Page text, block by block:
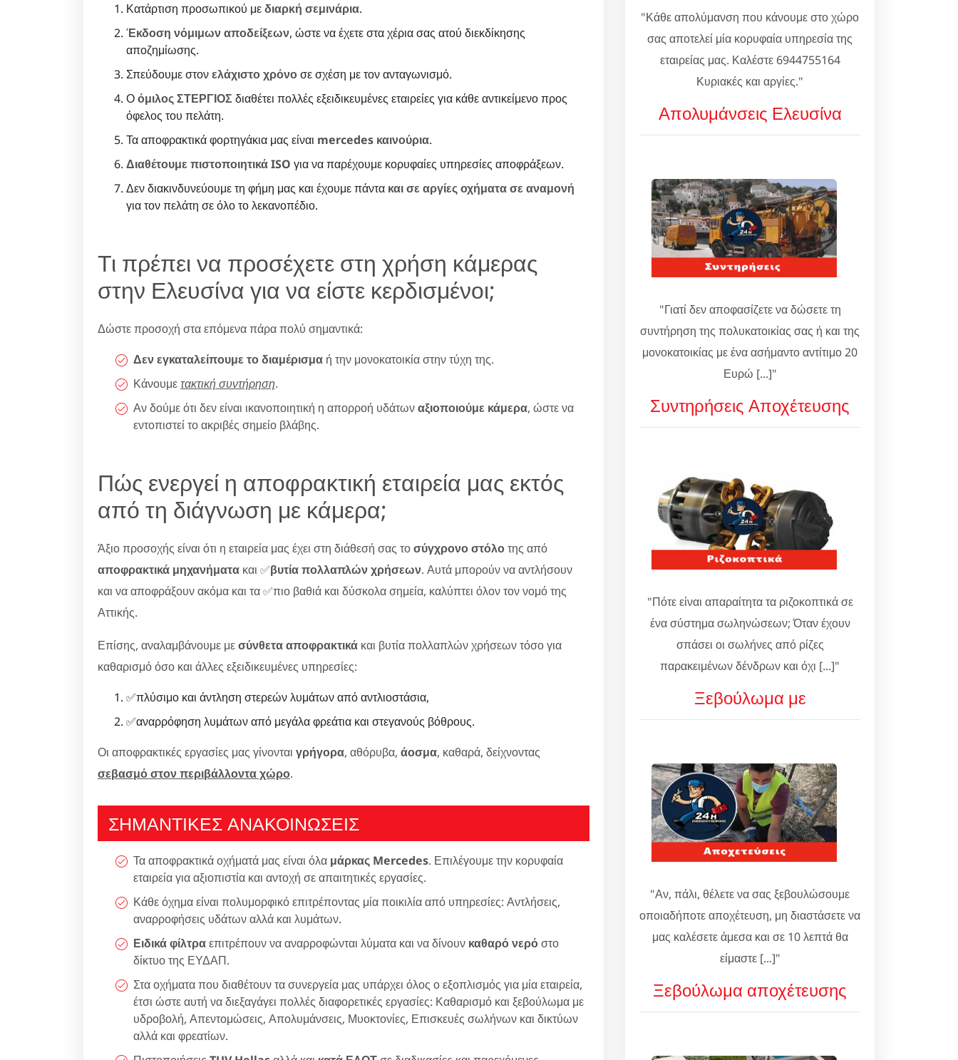
Κατάρτιση προσωπικού μεδιαρκή σεμινάρια.
Έκδοση νόμιμων αποδείξεων, ώστε να έχετε στα χέρια σας ατού διεκδίκησης
αποζημίωσης.
Σπεύδουμε στονελάχιστο χρόνοσε σχέση με τον ανταγωνισμό.
Οόμιλος ΣΤΕΡΓΙΟΣ διαθέτει πολλές εξειδικευμένες εταιρείες για κάθε αντικείμενο προς
όφελος του πελάτη.
Τα αποφρακτικά φορτηγάκια μας είναι mercedes καινούρια.
Διαθέτουμε πιστοποιητικά ISO για να παρέχουμε κορυφαίες υπηρεσίες αποφράξεων.
Δεν διακινδυνεύουμε τη φήμη μας και έχουμε πάντα και σε αργίες οχήματα σε αναμονή
για τον πελάτη σε όλο το λεκανοπέδιο.
Τι πρέπει να προσέχετε στη χρήση κάμερας
στην Ελευσίνα για να είστε κερδισμένοι;
Δώστε προσοχή στα επόμενα πάρα πολύ σημαντικά:
Δεν εγκαταλείπουμε το διαμέρισμα ή την μονοκατοικία στην τύχη της.
Κάνουμετακτική συντήρηση.
Αν δούμε ότι δεν είναι ικανοποιητική η απορροή υδάτωναξιοποιούμε κάμερα, ώστε να
εντοπιστεί το ακριβές σημείο βλάβης.
Πώς ενεργεί η αποφρακτική εταιρεία μας εκτός
από τη διάγνωση με κάμερα;
Άξιο προσοχής είναι ότι η εταιρεία μας έχει στη διάθεσή σας τοσύγχρονο στόλοτης από
αποφρακτικά μηχανήματα και ✅βυτία πολλαπλών χρήσεων. Αυτά μπορούν να αντλήσουν
και να αποφράξουν ακόμα και τα ✅πιο βαθιά και δύσκολα σημεία, καλύπτει όλον τον νομό της
Αττικής.
Επίσης, αναλαμβάνουμε μεσύνθετα αποφρακτικά και βυτία πολλαπλών χρήσεων τόσο για
καθαρισμό όσο και άλλες εξειδικευμένες υπηρεσίες:
✅πλύσιμο και άντληση στερεών λυμάτων από αντλιοστάσια,
✅αναρρόφηση λυμάτων από μεγάλα φρεάτια και στεγανούς βόθρους.
Οι αποφρακτικές εργασίες μας γίνονται γρήγορα, αθόρυβα, άοσμα, καθαρά, δείχνοντας
σεβασμό στον περιβάλλοντα χώρο.
ΣΗΜΑΝΤΙΚΕΣ ΑΝΑΚΟΙΝΩΣΕΙΣ
Τα αποφρακτικά οχήματά μας είναι όλα μάρκας Mercedes. Επιλέγουμε την κορυφαία
εταιρεία για αξιοπιστία και αντοχή σε απαιτητικές εργασίες.
Κάθε όχημα είναι πολυμορφικό επιτρέποντας μία ποικιλία από υπηρεσίες: Αντλήσεις,
αναρροφήσεις υδάτων αλλά και λυμάτων.
Ειδικά φίλτραεπιτρέπουν να αναρροφώνται λύματα και να δίνουν καθαρό νερόστο
δίκτυο της ΕΥΔΑΠ.
Στα οχήματα που διαθέτουν τα συνεργεία μας υπάρχει όλος ο εξοπλισμός για μία εταιρεία,
έτσι ώστε αυτή να διεξαγάγει πολλές διαφορετικές εργασίες: Καθαρισμό και ξεβούλωμα με
υδροβολή, Απεντομώσεις, Απολυμάνσεις, Μυοκτονίες, Επισκευές σωλήνων και δικτύων
αλλά και φρεατίων.
"Κάθε απολύμανση που κάνουμε στο χώρο
σας αποτελεί μία κορυφαία υπηρεσία της
εταιρείας μας. Καλέστε 6944755164
Κυριακές και αργίες."
Απολυμάνσεις Ελευσίνα
"Γιατί δεν αποφασίζετε να δώσετε τη
συντήρηση της πολυκατοικίας σας ή και της
μονοκατοικίας με ένα ασήμαντο αντίτιμο 20
Ευρώ [...]"
Συντηρήσεις Αποχέτευσης
"Πότε είναι απαραίτητα τα ριζοκοπτικά σε
ένα σύστημα σωληνώσεων; Όταν έχουν
σπάσει οι σωλήνες από ρίζες
παρακειμένων δένδρων και όχι [...]"
Ξεβούλωμα με
"Αν, πάλι, θέλετε να σας ξεβουλώσουμε
οποιαδήποτε αποχέτευση, μη διαστάσετε να
μας καλέσετε άμεσα και σε 10 λεπτά θα
είμαστε [...]"
Ξεβούλωμα αποχέτευσης